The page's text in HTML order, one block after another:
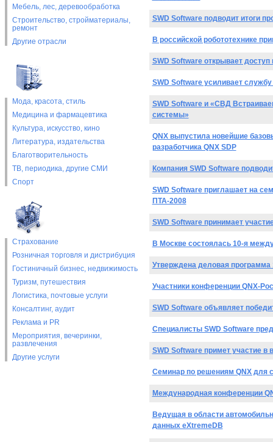
Мебель, лес, деревообработка
Строительство, стройматериалы,
ремонт
Другие отрасли
Мода, красота, стиль
Медицина и фармацевтика
Культура, искусство, кино
Литература, издательства
Благотворительность
ТВ, периодика, другие СМИ
Спорт
Страхование
Розничная торговля и дистрибуция
Гостиничный бизнес, недвижимость
Туризм, путешествия
Логистика, почтовые услуги
Консалтинг, аудит
Реклама и PR
Мероприятия, вечеринки,
развлечения
Другие услуги
SWD Software подводит итоги
В российской робототехнике
SWD Software открывает
SWD Software усиливает
SWD Software и «СВД
системы»
QNX выпустила новейшие
разработчика QNX SDP
Компания SWD Software
SWD Software приглашает на
ПТА-2008
SWD Software принимает
В Москве состоялась 10-я
Утверждена деловая программа
Участники конференции QNX-
SWD Software объявляет
Специалисты SWD Software
SWD Software примет участие в
Семинар по решениям QNX для
Международная конференции
Ведущая в области
данных eXtremeDB